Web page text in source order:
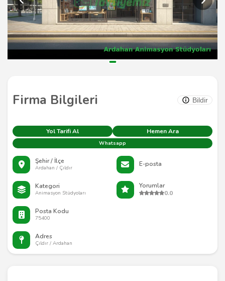
Firma Bilgileri Bildir
Yol Tarifi Al Hemen Ara
Whatsapp
Şehir / İlçe
Ardahan / Çıldır E-posta
Kategori
Animasyon Stüdyoları
Yorumlar
0.0
Posta Kodu
75400
Adres
Çıldır / Ardahan